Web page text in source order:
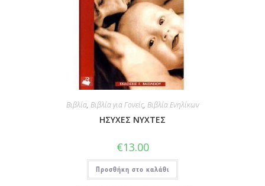
Βιβλία, Βιβλία για Γονείς, Βιβλία Ενηλίκων
ΗΣΥΧΕΣ ΝΥΧΤΕΣ
€13.00
Προσθήκη στο καλάθι